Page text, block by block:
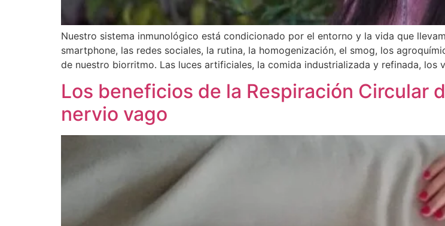
Nuestro sistema inmunológico está condicionado por el entorno y la vida que
smartphone, las redes sociales, la rutina, la homogenización, el smog, los
de nuestro biorritmo. Las luces artificiales, la comida industrializada y refinada, los
Los beneficios de la Respiración Circular
nervio vago